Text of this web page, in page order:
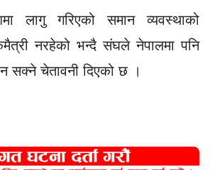
लागु गरिएको समान व्यवस्थाको
नरहेको भन्दै संघले नेपालमा पनि
सक्ने चेतावनी दिएको छ ।